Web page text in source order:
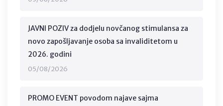
JAVNI POZIV za dodjelu novčanog stimulansa za
novo zapošljavanje osoba sa invaliditetom u
2026. godini
05/08/2026
PROMO EVENT povodom najave sajma